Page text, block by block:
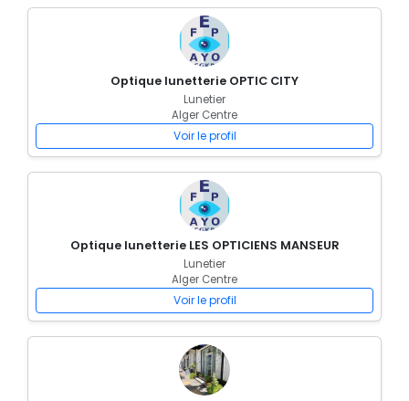
Optique lunetterie OPTIC CITY
Lunetier
Alger Centre
Voir le profil
Optique lunetterie LES OPTICIENS MANSEUR
Lunetier
Alger Centre
Voir le profil